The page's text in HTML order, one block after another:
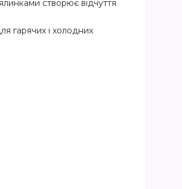
створює відчуття
гарячих і холодних